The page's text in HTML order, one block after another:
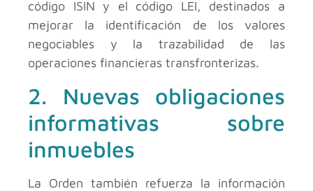
código ISIN y el código LEI, destinados a
mejorar la identificación de los valores
negociables y la trazabilidad de las
operaciones financieras transfronterizas.
2. Nuevas obligaciones
informativas sobre
inmuebles
La Orden también refuerza la información